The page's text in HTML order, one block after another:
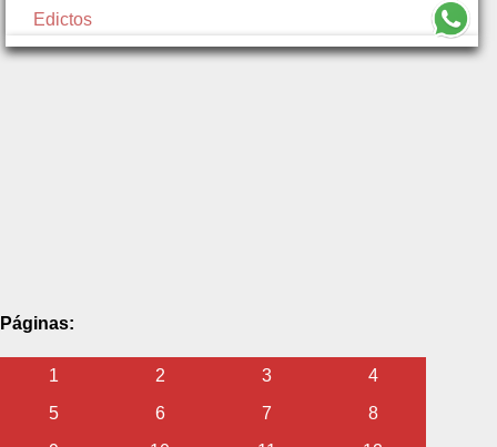
Edictos
Páginas:
1 2 3
4
5
6 7
8